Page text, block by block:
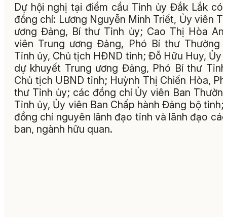
Dự hội nghị tại điểm cầu Tỉnh ủy Đắk Lắk có
đồng chí: Lương Nguyễn Minh Triết, Ủy viên
ương Đảng, Bí thư Tỉnh ủy; Cao Thị Hòa
viên Trung ương Đảng, Phó Bí thư Thường
Tỉnh ủy, Chủ tịch HĐND tỉnh; Đỗ Hữu Huy, Ủy
dự khuyết Trung ương Đảng, Phó Bí thư
Chủ tịch UBND tỉnh; Huỳnh Thị Chiến Hòa,
thư Tỉnh ủy; các đồng chí Ủy viên Ban
Tỉnh ủy, Ủy viên Ban Chấp hành Đảng bộ tỉnh;
đồng chí nguyên lãnh đạo tỉnh và lãnh đạo
ban, ngành hữu quan.